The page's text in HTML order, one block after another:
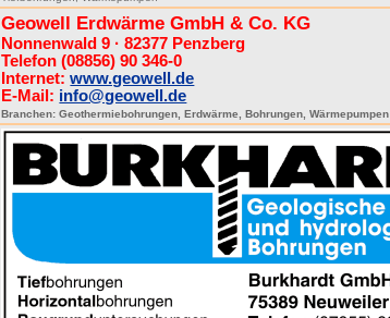
Geowell Erdwärme GmbH & Co. KG
Nonnenwald 9 · 82377 Penzberg
Telefon (08856) 90 346-0
Internet:www.geowell.de
E-Mail: info@geowell.de
Branchen:Geothermiebohrungen ,Erdwärme ,Bohrungen ,Wärmepumpen